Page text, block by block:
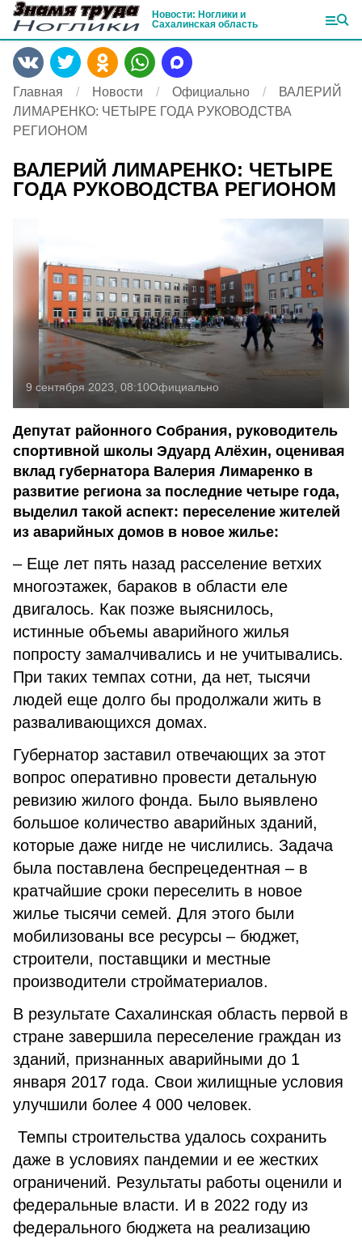
Новости: Ноглики и
Сахалинская область
Главная Новости Официально
ВАЛЕРИЙ
ЛИМАРЕНКО: ЧЕТЫРЕ ГОДА РУКОВОДСТВА
РЕГИОНОМ
ВАЛЕРИЙ ЛИМАРЕНКО: ЧЕТЫРЕ
ГОДА РУКОВОДСТВА РЕГИОНОМ
9 сентября 2023, 08:10Официально
Депутат районного Собрания, руководитель
спортивной школы Эдуард Алёхин, оценивая
вклад губернатора Валерия Лимаренко в
развитие региона за последние четыре года,
выделил такой аспект: переселение жителей
из аварийных домов в новое жилье:
– Еще лет пять назад расселение ветхих
многоэтажек, бараков в области еле
двигалось. Как позже выяснилось,
истинные объемы аварийного жилья
попросту замалчивались и не учитывались.
При таких темпах сотни, да нет, тысячи
людей еще долго бы продолжали жить в
разваливающихся домах.
Губернатор заставил отвечающих за этот
вопрос оперативно провести детальную
ревизию жилого фонда. Было выявлено
большое количество аварийных зданий,
которые даже нигде не числились. Задача
была поставлена беспрецедентная – в
кратчайшие сроки переселить в новое
жилье тысячи семей. Для этого были
мобилизованы все ресурсы – бюджет,
строители, поставщики и местные
производители стройматериалов.
В результате Сахалинская область первой в
стране завершила переселение граждан из
зданий, признанных аварийными до 1
января 2017 года. Свои жилищные условия
улучшили более 4 000 человек.
Темпы строительства удалось сохранить
даже в условиях пандемии и ее жестких
ограничений. Результаты работы оценили и
федеральные власти. И в 2022 году из
федерального бюджета на реализацию